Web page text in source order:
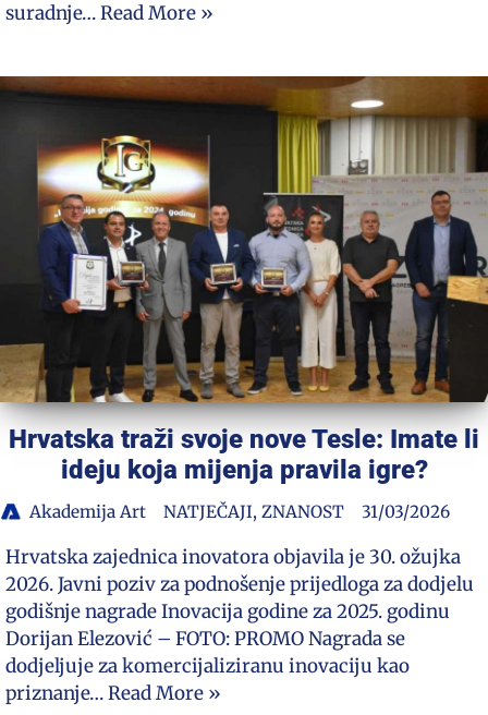
suradnje…Read More »
Hrvatska traži svoje nove Tesle: Imate li
ideju koja mijenja pravila igre?
Akademija Art NATJEČAJI, ZNANOST 31/03/2026
Hrvatska zajednica inovatora objavila je 30. ožujka
2026. Javni poziv za podnošenje prijedloga za dodjelu
godišnje nagrade Inovacija godine za 2025. godinu
Dorijan Elezović – FOTO: PROMO Nagrada se
dodjeljuje za komercijaliziranu inovaciju kao
priznanje…Read More »